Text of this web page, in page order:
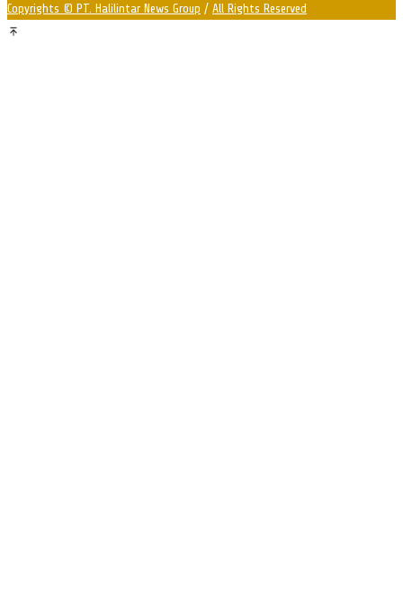
Copyrights © PT. Halilintar News Group / All Rights Reserved